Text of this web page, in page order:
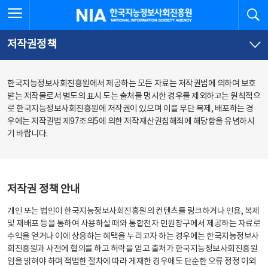
문
로
가
체
뉴
바
가
한국지능정보사회진흥원
저작권정책
한국지능정보사회진흥원에서 제공하는 모든 자료는 저작권법에 의하여 보호
받는 저작물로서 별도의 표시 도는 출처를 명시한 경우를 제외하고는 원칙적으
로 한국지능정보사회진흥원에 저작권이 있으며 이를 무단 복제, 배포하는 경
우에는 저작권법 제97조의5에 의한 저작재산권침해죄에 해당함을 유념하시
기 바랍니다.
저작권 정책 안내
개인 또는 법인이 한국지능정보사회진흥원의 컨텐츠를 링크하거나 인용, 복제
및 재배포 등을 통하여 사용하실 때와 통합전자 민원창구에서 제공하는 자료로
수익을 얻거나 이에 상응하는 혜택을 누리고자 하는 경우에는 한국지능정보사
회진흥원과 사전에 협의를 하고 허락을 얻고 출처가 한국지능정보사회진흥원
임을 밝혀야 하며 적법한 절차에 따라 게재한 경우에도 단순한 오류 정정 이외